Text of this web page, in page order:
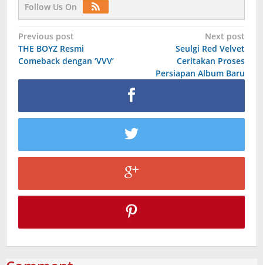
Follow Us On
Post
navigation
Previous post
THE BOYZ Resmi
Comeback dengan ‘VVV’
Next post
Seulgi Red Velvet
Ceritakan Proses
Persiapan Album Baru